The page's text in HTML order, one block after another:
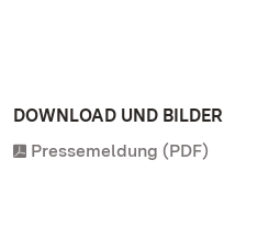
DOWNLOAD UND BILDER
Pressemeldung (PDF)